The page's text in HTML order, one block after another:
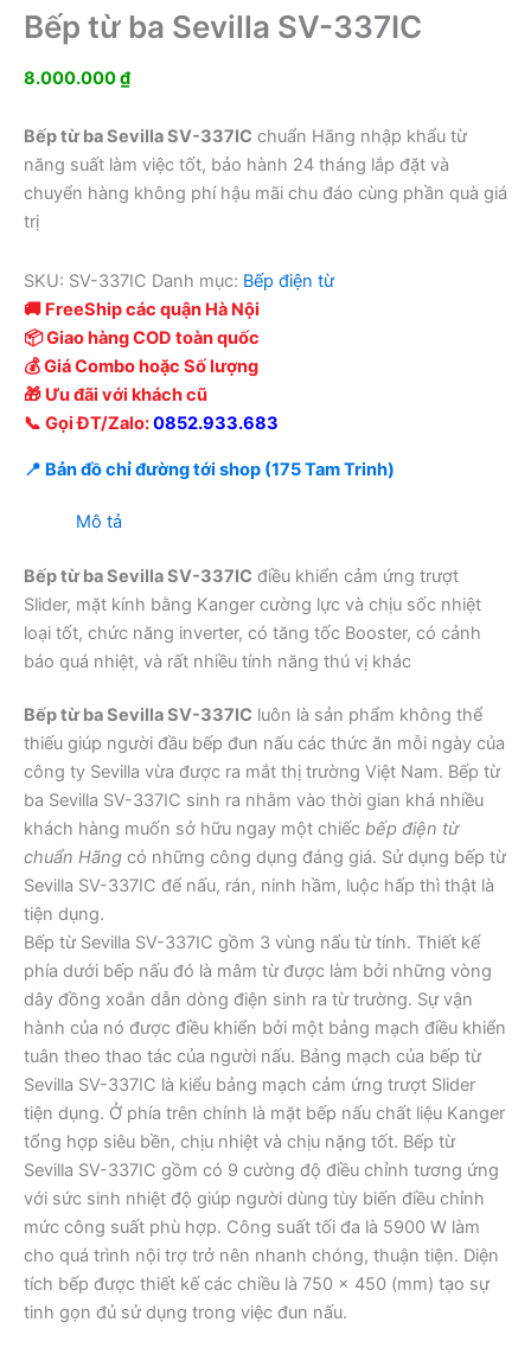
Bếp từ ba Sevilla SV-337IC
8.000.000₫
Bếp từ ba Sevilla SV-337IC chuẩn Hãng nhập khẩu từ
năng suất làm việc tốt, bảo hành 24 tháng lắp đặt và
chuyển hàng không phí hậu mãi chu đáo cùng phần quà giá
trị
SKU: SV-337IC Danh mục: Bếp điện từ
🚚 FreeShip các quận Hà Nội
📦 Giao hàng COD toàn quốc
💰 Giá Combo hoặc Số lượng
🎁 Ưu đãi với khách cũ
📞 Gọi ĐT/Zalo:0852.933.683
📍 Bản đồ chỉ đường tới shop (175 Tam Trinh)
Mô tả
Bếp từ ba Sevilla SV-337IC điều khiển cảm ứng trượt
Slider, mặt kính bằng Kanger cường lực và chịu sốc nhiệt
loại tốt, chức năng inverter, có tăng tốc Booster, có cảnh
báo quá nhiệt, và rất nhiều tính năng thú vị khác
Bếp từ ba Sevilla SV-337IC luôn là sản phẩm không thể
thiếu giúp người đầu bếp đun nấu các thức ăn mỗi ngày của
công ty Sevilla vừa được ra mắt thị trường Việt Nam. Bếp từ
ba Sevilla SV-337IC sinh ra nhằm vào thời gian khá nhiều
khách hàng muốn sở hữu ngay một chiếc bếp điện từ
chuẩn Hãng có những công dụng đáng giá. Sử dụng bếp từ
Sevilla SV-337IC để nấu, rán, ninh hầm, luộc hấp thì thật là
tiện dụng.
Bếp từ Sevilla SV-337IC gồm 3 vùng nấu từ tính. Thiết kế
phía dưới bếp nấu đó là mâm từ được làm bởi những vòng
dây đồng xoắn dẫn dòng điện sinh ra từ trường. Sự vận
hành của nó được điều khiển bởi một bảng mạch điều khiển
tuân theo thao tác của người nấu. Bảng mạch của bếp từ
Sevilla SV-337IC là kiểu bảng mạch cảm ứng trượt Slider
tiện dụng. Ở phía trên chính là mặt bếp nấu chất liệu Kanger
tổng hợp siêu bền, chịu nhiệt và chịu nặng tốt. Bếp từ
Sevilla SV-337IC gồm có 9 cường độ điều chỉnh tương ứng
với sức sinh nhiệt độ giúp người dùng tùy biến điều chỉnh
mức công suất phù hợp. Công suất tối đa là 5900 W làm
cho quá trình nội trợ trở nên nhanh chóng, thuận tiện. Diện
tích bếp được thiết kế các chiều là 750 x 450 (mm) tạo sự
tinh gọn đủ sử dụng trong việc đun nấu.